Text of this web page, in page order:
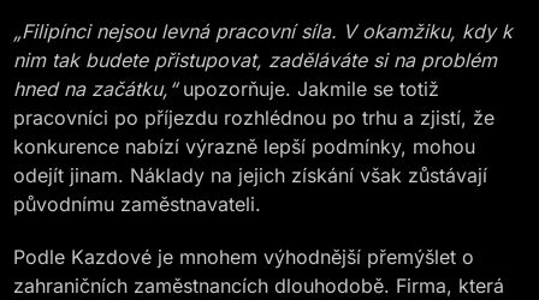
„Filipínci nejsou levná pracovní síla. V okamžiku, kdy k
nim tak budete přistupovat, zaděláváte si na problém
hned na začátku,“upozorňuje. Jakmile se totiž
pracovníci po příjezdu rozhlédnou po trhu a zjistí, že
konkurence nabízí výrazně lepší podmínky, mohou
odejít jinam. Náklady na jejich získání však zůstávají
původnímu zaměstnavateli.
Podle Kazdové je mnohem výhodnější přemýšlet o
zahraničních zaměstnancích dlouhodobě. Firma, která